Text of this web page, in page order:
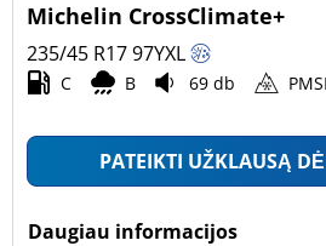
Michelin CrossClimate+
235/45 R1797YXL
C B 69 db
PATEIKTI UŽKLAUSĄ
Daugiau informacijos